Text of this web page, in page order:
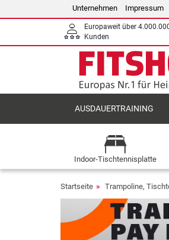
Unternehmen Impressum
Europaweit über
Kunden
AUSDAUERTRAINING
Indoor-Tischtennisplatte
Startseite Trampoline,